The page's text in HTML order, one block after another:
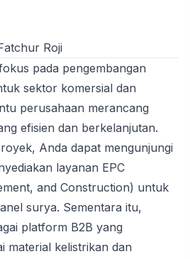
Roji
pada pengembangan
sektor komersial dan
perusahaan merancang
efisien dan berkelanjutan.
Anda dapat mengunjungi
layanan EPC
and Construction) untuk
surya. Sementara itu,
platform B2B yang
material kelistrikan dan